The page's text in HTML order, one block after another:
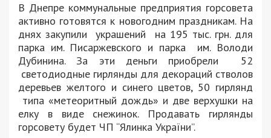
В Днепре коммунальные предприятия горсовета
активно готовятся к новогодним праздникам. На
днях закупили украшений на 195 тыс. грн. для
парка им. Писаржевского и парка им. Володи
Дубинина. За эти деньги приобрели 52
светодиодные гирлянды для декораций стволов
деревьев желтого и синего цветов, 50 гирлянд
типа «метеоритный дождь» и две верхушки на
елку в виде снежинок. Продавать гирлянды
горсовету будет ЧП “Ялинка України”.